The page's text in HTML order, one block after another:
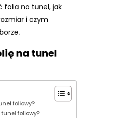
folia na tunel, jak
i czym
na tunel
foliowy?
foliowy?